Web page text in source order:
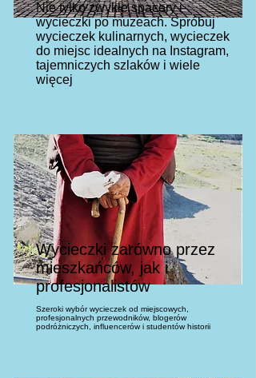
Nie tylko zwykłe spacery i
wycieczki po muzeach. Spróbuj
wycieczek kulinarnych, wycieczek
do miejsc idealnych na Instagram,
tajemniczych szlaków i wiele
więcej
Wycieczki zarówno przez
mieszkańców, jak i
profesjonalistów
Szeroki wybór wycieczek od miejscowych,
profesjonalnych przewodników, blogerów
podróżniczych, influencerów i studentów historii